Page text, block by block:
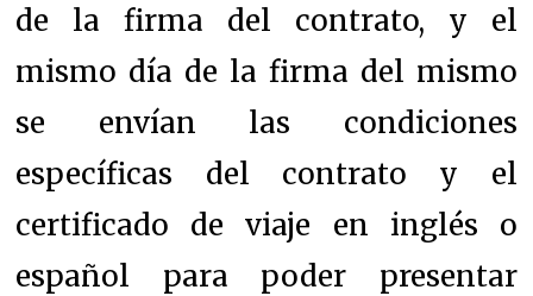
de la firma del contrato, y el
mismo día de la firma del mismo
se envían las condiciones
específicas del contrato y el
certificado de viaje en inglés o
español para poder presentar